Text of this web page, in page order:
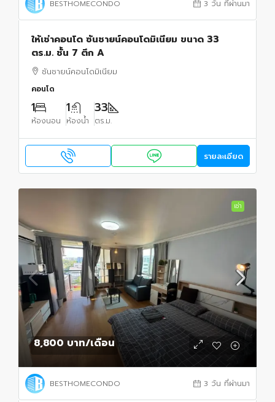
BESTHOMECONDO 3 วัน ที่ผ่านมา
ให้เช่าคอนโด ซันชายน์คอนโดมิเนียม ขนาด 33
ตร.ม. ชั้น 7 ตึก A
ซันชายน์คอนโดมิเนียม
คอนโด
1
ห้องนอน
1
ห้องน้ำ
33
ตร.ม.
รายละเอียด
เช่า
8,800 บาท/เดือน
BESTHOMECONDO 3 วัน ที่ผ่านมา